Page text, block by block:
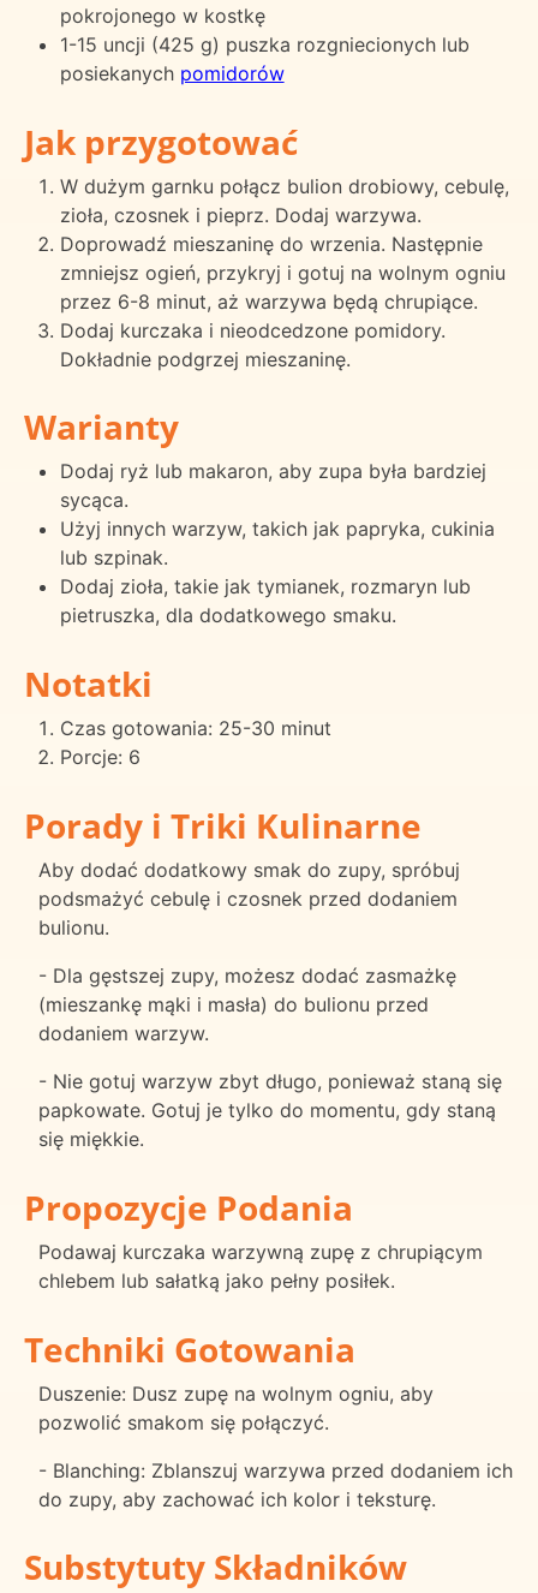
pokrojonego w kostkę
1-15 uncji (425 g) puszka rozgniecionych lub
posiekanych pomidorów
Jak przygotować
W dużym garnku połącz bulion drobiowy, cebulę,
zioła, czosnek i pieprz. Dodaj warzywa.
Doprowadź mieszaninę do wrzenia. Następnie
zmniejsz ogień, przykryj i gotuj na wolnym ogniu
przez 6-8 minut, aż warzywa będą chrupiące.
Dodaj kurczaka i nieodcedzone pomidory.
Dokładnie podgrzej mieszaninę.
Warianty
Dodaj ryż lub makaron, aby zupa była bardziej
sycąca.
Użyj innych warzyw, takich jak papryka, cukinia
lub szpinak.
Dodaj zioła, takie jak tymianek, rozmaryn lub
pietruszka, dla dodatkowego smaku.
Notatki
Czas gotowania: 25-30 minut
Porcje: 6
Porady i Triki Kulinarne
Aby dodać dodatkowy smak do zupy, spróbuj
podsmażyć cebulę i czosnek przed dodaniem
bulionu.
- Dla gęstszej zupy, możesz dodać zasmażkę
(mieszankę mąki i masła) do bulionu przed
dodaniem warzyw.
- Nie gotuj warzyw zbyt długo, ponieważ staną się
papkowate. Gotuj je tylko do momentu, gdy staną
się miękkie.
Propozycje Podania
Podawaj kurczaka warzywną zupę z chrupiącym
chlebem lub sałatką jako pełny posiłek.
Techniki Gotowania
Duszenie: Dusz zupę na wolnym ogniu, aby
pozwolić smakom się połączyć.
- Blanching: Zblanszuj warzywa przed dodaniem ich
do zupy, aby zachować ich kolor i teksturę.
Substytuty Składników